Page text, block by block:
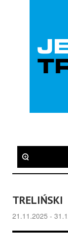
TRELIŃSKI
21.11.2025 -